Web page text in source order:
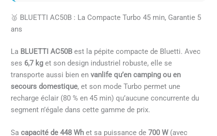
🥈 BLUETTI AC50B : La Compacte Turbo 45 min, Garantie 5
ans
La BLUETTI AC50B est la pépite compacte de Bluetti. Avec
ses 6,7 kg et son design industriel robuste, elle se
transporte aussi bien envanlife qu’en camping ou en
secours domestique, et son mode Turbo permet une
recharge éclair (80 % en 45 min) qu’aucune concurrente du
segment n’égale dans cette gamme de prix.
Sacapacité de 448 Wh et sa puissance de700 W(avec